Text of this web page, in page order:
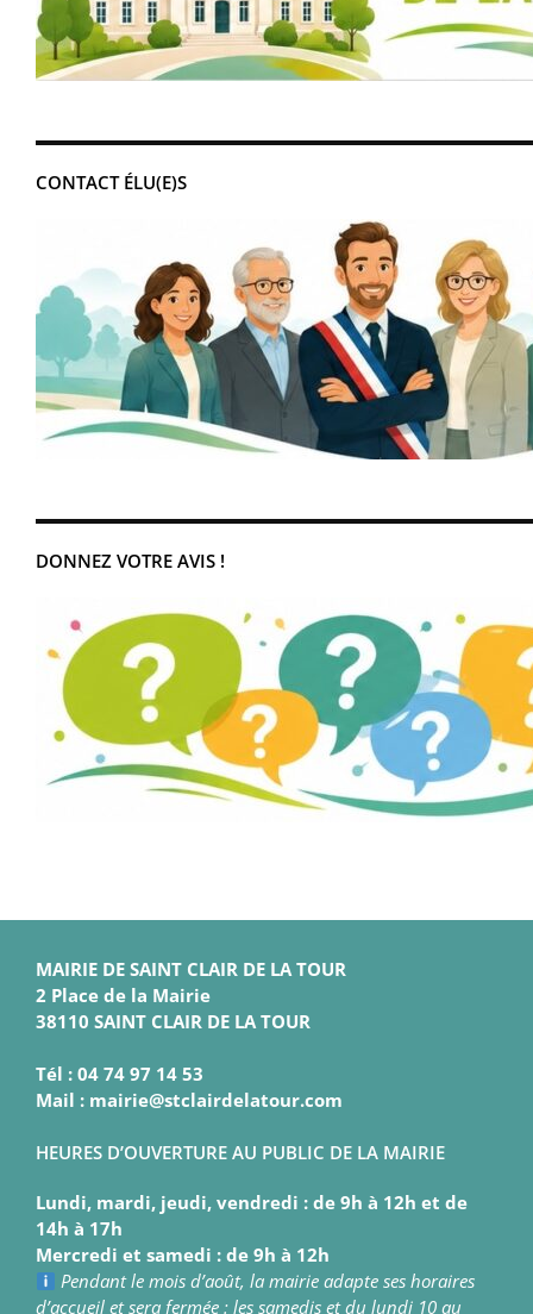
CONTACT ÉLU(E)S
DONNEZ VOTRE AVIS !
MAIRIE DE SAINT CLAIR DE LA TOUR
2 Place de la Mairie
38110 SAINT CLAIR DE LA TOUR
Tél : 04 74 97 14 53
Mail : mairie@stclairdelatour.com
HEURES D’OUVERTURE AU PUBLIC DE LA MAIRIE
Lundi, mardi, jeudi, vendredi : de 9h à 12h et de
14h à 17h
Mercredi et samedi : de 9h à 12h
Pendant le mois d’août, la mairie adapte ses horaires
d’accueil et sera fermée : les samedis et du lundi 10 au